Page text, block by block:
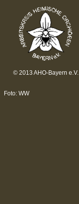
© 2013 AHO-Bayern e.V.
Foto: WW